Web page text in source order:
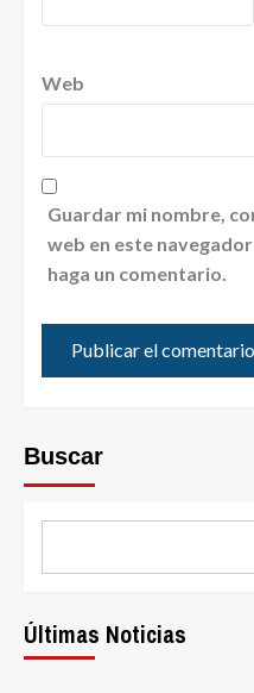
Web
Guardar mi nombre,
web en este
haga un comentario.
Buscar
Últimas Noticias